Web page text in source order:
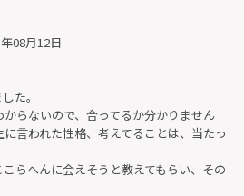
08月12日
た。
らないので、合ってるか分かりません
言われた性格、考えてることは、当たっ
らへんに会えそうと教えてもらい、その